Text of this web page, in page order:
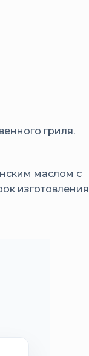
гриля.
маслом с
изготовления